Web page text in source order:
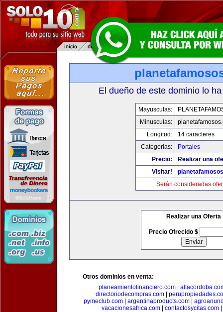
El dueño de este dominio lo
Mayusculas:
Minusculas:
Longitud:
14 caracteres
Categorias:
Portales
Precio:
Realizar una
Visitar!
Serán consideradas
Realizar una Oferta
Precio Ofrecido $
Otros dominios en venta:
planeamientofinanciero.com|
directoriodecompras.com|
pymeclub.com| argentinaproducts.com|
vacacionesafrica.com| contactosycitas.com|